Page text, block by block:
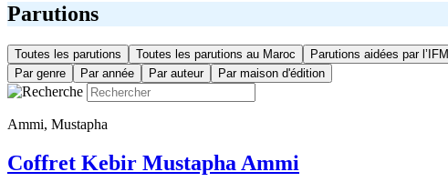
Parutions
Toutes les parutions Toutes les parutions au Maroc Parutions aidées par l’IFM
Par genre
Par année Par auteur Par maison d'édition
Ammi, Mustapha
Coffret Kebir Mustapha Ammi